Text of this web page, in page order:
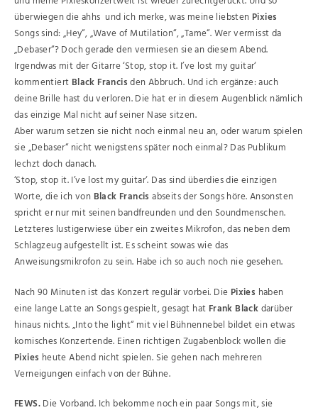
überwiegen die ahhs und ich merke, was meine liebsten Pixies
Songs sind: „Hey“, „Wave of Mutilation“, „Tame“. Wer vermisst da
„Debaser“? Doch gerade den vermiesen sie an diesem Abend.
Irgendwas mit der Gitarre ‘Stop, stop it. I’ve lost my guitar‘
kommentiert Black Francisden Abbruch. Und ich ergänze: auch
deine Brille hast du verloren. Die hat er in diesem Augenblick nämlich
das einzige Mal nicht auf seiner Nase sitzen.
Aber warum setzen sie nicht noch einmal neu an, oder warum spielen
sie „Debaser“ nicht wenigstens später noch einmal? Das Publikum
lechzt doch danach.
‘Stop, stop it. I’ve lost my guitar‘. Das sind überdies die einzigen
Worte, die ich von Black Francisabseits der Songs höre. Ansonsten
spricht er nur mit seinen bandfreunden und den Soundmenschen.
Letzteres lustigerwiese über ein zweites Mikrofon, das neben dem
Schlagzeug aufgestellt ist. Es scheint sowas wie das
Anweisungsmikrofon zu sein. Habe ich so auch noch nie gesehen.
Nach 90 Minuten ist das Konzert regulär vorbei. Die Pixies haben
eine lange Latte an Songs gespielt, gesagt hat Frank Blackdarüber
hinaus nichts. „Into the light“ mit viel Bühnennebel bildet ein etwas
komisches Konzertende. Einen richtigen Zugabenblock wollen die
Pixies heute Abend nicht spielen. Sie gehen nach mehreren
Verneigungen einfach von der Bühne.
FEWS.Die Vorband. Ich bekomme noch ein paar Songs mit, sie